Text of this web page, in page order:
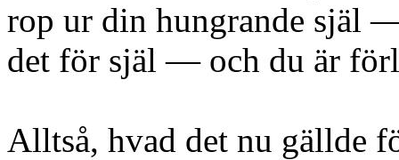
rop ur din hungrande själ
det för själ — och du är
Alltså, hvad det nu gällde